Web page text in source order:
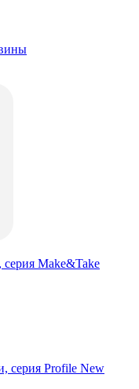
Make&Take
серия Profile New